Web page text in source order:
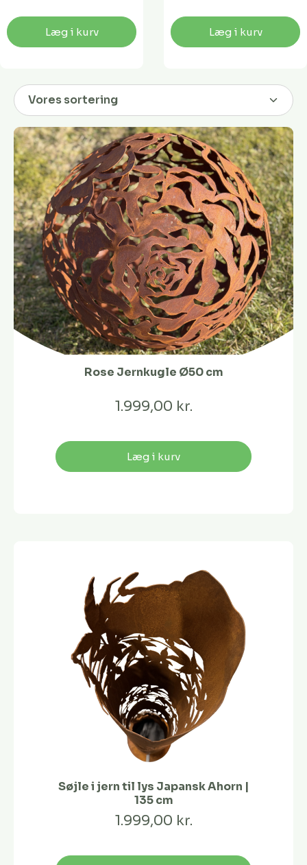
Læg i kurv Læg i kurv
Rose Jernkugle Ø50 cm
1.999,00 kr.
Læg i kurv
Søjle i jern til lys Japansk Ahorn |
135 cm
1.999,00 kr.